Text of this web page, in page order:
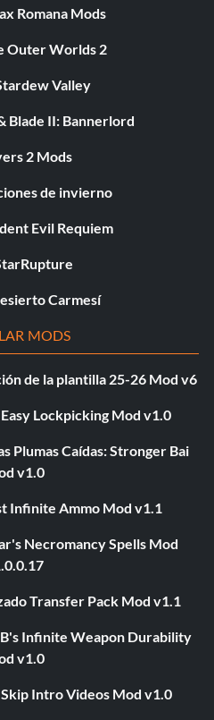
Romana Mods
Outer Worlds 2
Valley
Blade II: Bannerlord
2 Mods
de invierno
Evil Requiem
Carmesí
MODS
de la plantilla 25-26 Mod v6
Lockpicking Mod v1.0
Plumas Caídas: Stronger Bai
v1.0
Infinite Ammo Mod v1.1
Necromancy Spells Mod
Transfer Pack Mod v1.1
Infinite Weapon Durability
v1.0
Intro Videos Mod v1.0